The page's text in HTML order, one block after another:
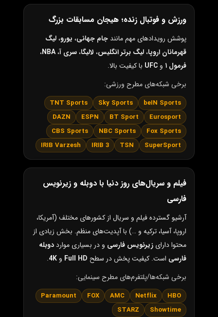
ورزش و فوتبال زنده؛ هیجان مسابقات بزرگ
پوشش رویدادهای مهم مانند جام جهانی، یورو،لیگ
قهرمانان اروپا،لیگ برتر انگلیس، لالیگا،سری آ،NBA،
فرمول ۱
و UFC با کیفیت بالا.
برخی شبکه‌های مطرح ورزشی:
beIN Sports
Sky Sports
TNT Sports
Eurosport
BT Sport
ESPN
DAZN
Fox Sports
NBC Sports
CBS Sports
SuperSport
TSN
IRIB 3
IRIB Varzesh
فیلم و سریال‌های روز دنیا با دوبله و زیرنویس
فارسی
آرشیو گسترده فیلم و سریال از کشورهای مختلف (آمریکا،
اروپا، آسیا، ترکیه و …) با آپدیت‌های منظم. بخش زیادی از
محتوا دارای زیرنویس فارسی و در بسیاری موارددوبله
فارسی است. کیفیت پخش در سطح Full HD و 4K
.
برخی شبکه‌ها/پلتفرم‌های مطرح سینمایی:
HBO
Netflix
AMC
FOX
Paramount
Showtime
STARZ